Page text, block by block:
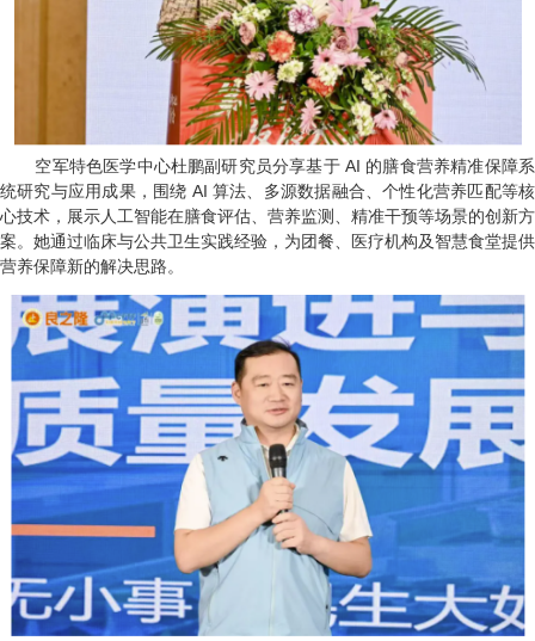
空军特色医学中心杜鹏副研究员分享基于 AI 的膳食营养精准保障系
统研究与应用成果，围绕 AI 算法、多源数据融合、个性化营养匹配等核
心技术，展示人工智能在膳食评估、营养监测、精准干预等场景的创新方
案。她通过临床与公共卫生实践经验，为团餐、医疗机构及智慧食堂提供
营养保障新的解决思路。